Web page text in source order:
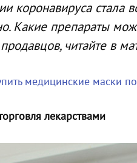
коронавируса стала
Какие препараты
читайте в
медицинские маски
лекарствами